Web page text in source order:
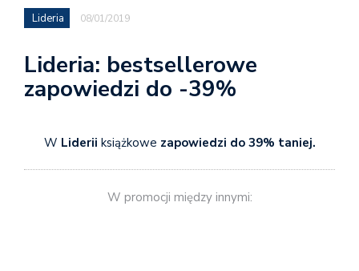
Lideria 08/01/2019
Lideria: bestsellerowe
zapowiedzi do -39%
W Liderii książkowe zapowiedzi do 39% taniej.
W promocji między innymi: